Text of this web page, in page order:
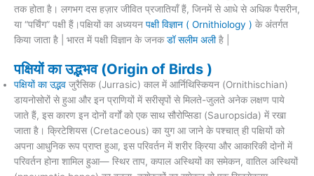
तक होता है। लगभग दस हज़ार जीवित प्रजातियाँ हैं, जिनमें से आधे से अधिक पैसरीन,
या “पर्चिंग” पक्षी हैं।पक्षियों का अध्ययन पक्षी विज्ञान ( Ornithiology ) के अंतर्गत
किया जाता है | भारत में पक्षी विज्ञान के जनकडॉ सलीम अलीहै |
पक्षियों का उद्भभव (Origin of Birds )
पक्षियों का उद्भव जुरैसिक (Jurrasic) काल में आर्निथिस्कियन (Ornithischian)
डायनोसोरों से हुआ और इन प्राणियों में सरीसृपों से मिलते-जुलते अनेक लक्षण पाये
जाते हैं, इस कारण इन दोनों वर्गों को एक साथ सौरोप्सिडा (Sauropsida) में रखा
जाता है। क्रिटेशियस (Cretaceous) का युग आ जाने के पश्चात् ही पक्षियों को
अपना आधुनिक रूप प्राप्त हुआ, इस परिवर्तन में शरीर क्रिया और आकारिकी दोनों में
परिवर्तन होना शामिल हुआ— स्थिर ताप, कपाल अस्थियों का समेकन, वातिल अस्थियों